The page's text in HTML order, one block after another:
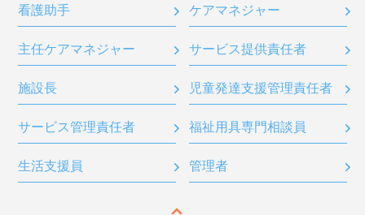
看護助手 ケアマネジャー
主任ケアマネジャー サービス提供責任者
施設長 児童発達支援管理責任者
サービス管理責任者 福祉用具専門相談員
生活支援員 管理者